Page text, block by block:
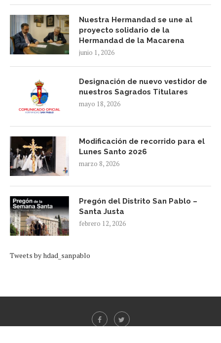
Nuestra Hermandad se une al
proyecto solidario de la
Hermandad de la Macarena
junio 1, 2026
Designación de nuevo vestidor de
nuestros Sagrados Titulares
mayo 18, 2026
Modificación de recorrido para el
Lunes Santo 2026
marzo 8, 2026
Pregón del Distrito San Pablo –
Santa Justa
febrero 12, 2026
Tweets by hdad_sanpablo